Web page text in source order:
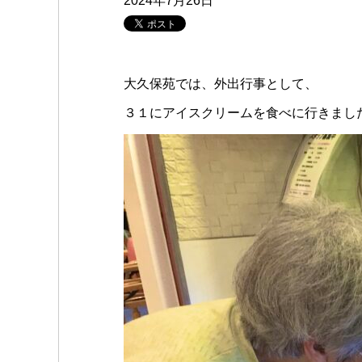
大久保苑では、外出行事として、
３１にアイスクリームを食べに行きまし